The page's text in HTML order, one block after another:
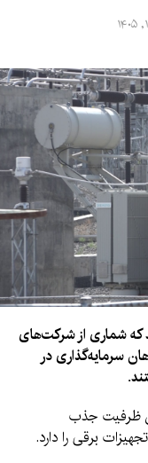
که شماری از شرکت‌های
سرمایه‌گذاری در
ظرفیت جذب
برقی را دارد.